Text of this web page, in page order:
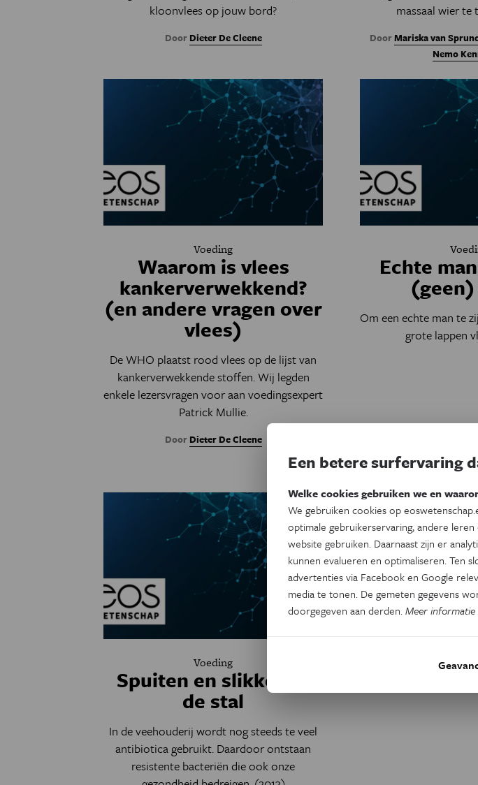
kloonvlees op jouw bord?
Door Dieter De Cleene
massaal wier te
DoorMariska van
Nemo
Voeding
Waarom is vlees
kankerverwekkend?
(en andere vragen over
vlees)
De WHO plaatst rood vlees op de lijst van
kankerverwekkende stoffen. Wij legden
enkele lezersvragen voor aan voedingsexpert
Patrick Mullie.
Door Dieter De Cleene
Echte
Om een echte man te
grote lappen
Voeding
Spuiten en slikken in
de stal
In de veehouderij wordt nog steeds te veel
antibiotica gebruikt. Daardoor ontstaan
resistente bacteriën die ook onze
Een betere surfervaring
Welke cookies gebruiken we en
We gebruiken cookies op
optimale gebruikerservaring, andere
website gebruiken. Daarnaast zijn er
kunnen evalueren en optimaliseren. Ten
advertenties via Facebook en Google
media te tonen. De gemeten gegevens
doorgegeven aan derden.Meer